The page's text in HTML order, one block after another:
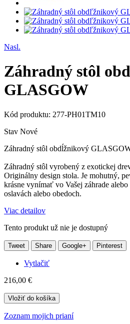
Nasl.
Záhradný stôl
GLASGOW
Kód produktu: 277-PH01TM10
Stav Nové
Záhradný stôl obdĺžnikový
Záhradný stôl vyrobený z exotickej
Originálny design stola. Je mohutný,
krásne vynímať vo Vašej záhrade
oslavách alebo obedoch.
Viac detailov
Tento produkt už nie je dostupný
Tweet Share Google+ Pinterest
Vytlačiť
216,00 €
Vložiť do košíka
Zoznam mojich prianí